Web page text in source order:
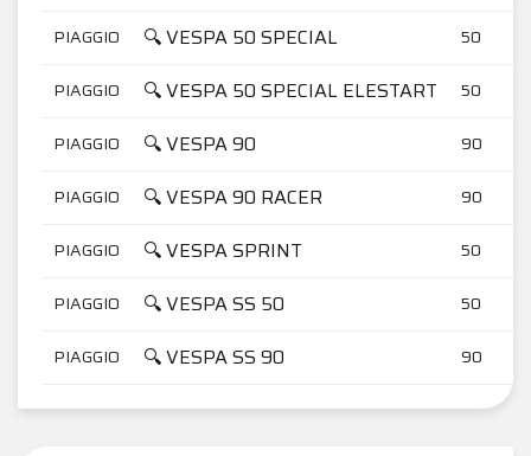
PIAGGIO 🔍 VESPA 50 SPECIAL 50
PIAGGIO 🔍 VESPA 50 SPECIAL ELESTART 50
PIAGGIO 🔍 VESPA 90 90
PIAGGIO 🔍 VESPA 90 RACER 90
PIAGGIO 🔍 VESPA SPRINT 50
PIAGGIO 🔍 VESPA SS 50 50
PIAGGIO 🔍 VESPA SS 90 90